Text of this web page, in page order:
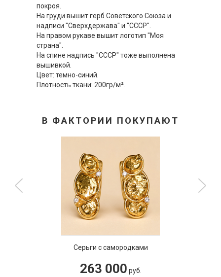
покроя.
На груди вышит герб Советского Союза и
надписи "Сверхдержава" и "СССР".
На правом рукаве вышит логотип "Моя
страна".
На спине надпись "СССР" тоже выполнена
вышивкой.
Цвет: темно-синий.
Плотность ткани: 200гр/м².
В ФАКТОРИИ ПОКУПАЮТ
Серьги с самородками
263 000 руб.